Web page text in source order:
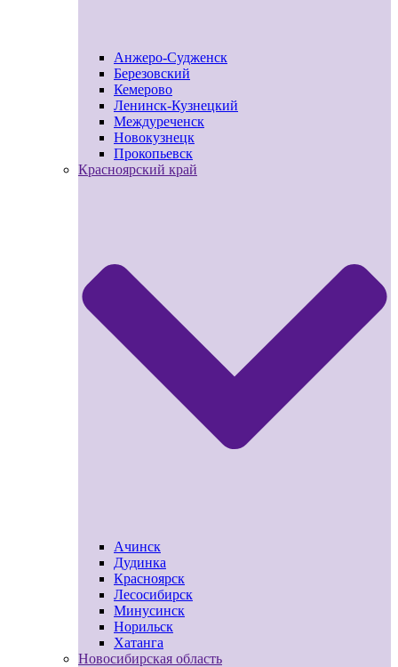
Анжеро-Судженск
Березовский
Кемерово
Ленинск-Кузнецкий
Междуреченск
Новокузнецк
Прокопьевск
Красноярский край
Ачинск
Дудинка
Красноярск
Лесосибирск
Минусинск
Норильск
Хатанга
Новосибирская область